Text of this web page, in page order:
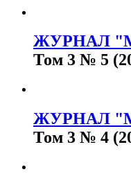
ЖУРНАЛ
Том 3 № 5
ЖУРНАЛ
Том 3 № 4